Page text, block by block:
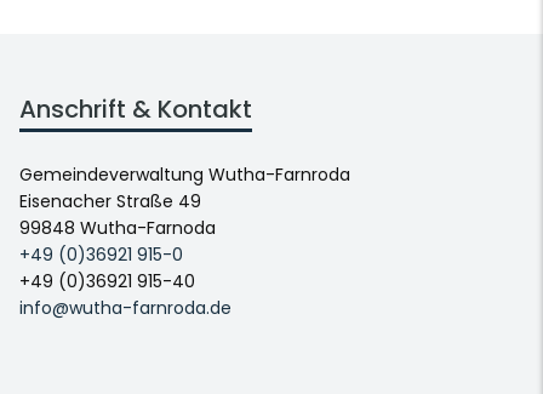
Anschrift & Kontakt
Gemeindeverwaltung Wutha-Farnroda
Eisenacher Straße 49
99848 Wutha-Farnoda
+49 (0)36921 915-0
+49 (0)36921 915-40
info@wutha-farnroda.de